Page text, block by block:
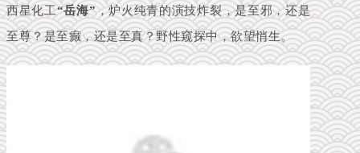
西星化工“岳海”，炉火纯青的演技炸裂，是至邪，还是
至尊？是至癫，还是至真？野性窥探中，欲望悄生。